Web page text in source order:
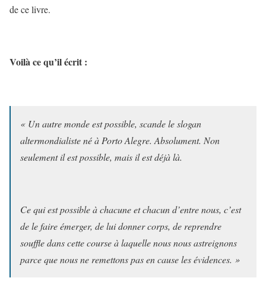
de ce livre.
Voilà ce qu’il écrit :
« Un autre monde est possible, scande le slogan
altermondialiste né à Porto Alegre. Absolument. Non
seulement il est possible, mais il est déjà là.
Ce qui est possible à chacune et chacun d’entre nous, c’est
de le faire émerger, de lui donner corps, de reprendre
souffle dans cette course à laquelle nous nous astreignons
parce que nous ne remettons pas en cause les évidences. »